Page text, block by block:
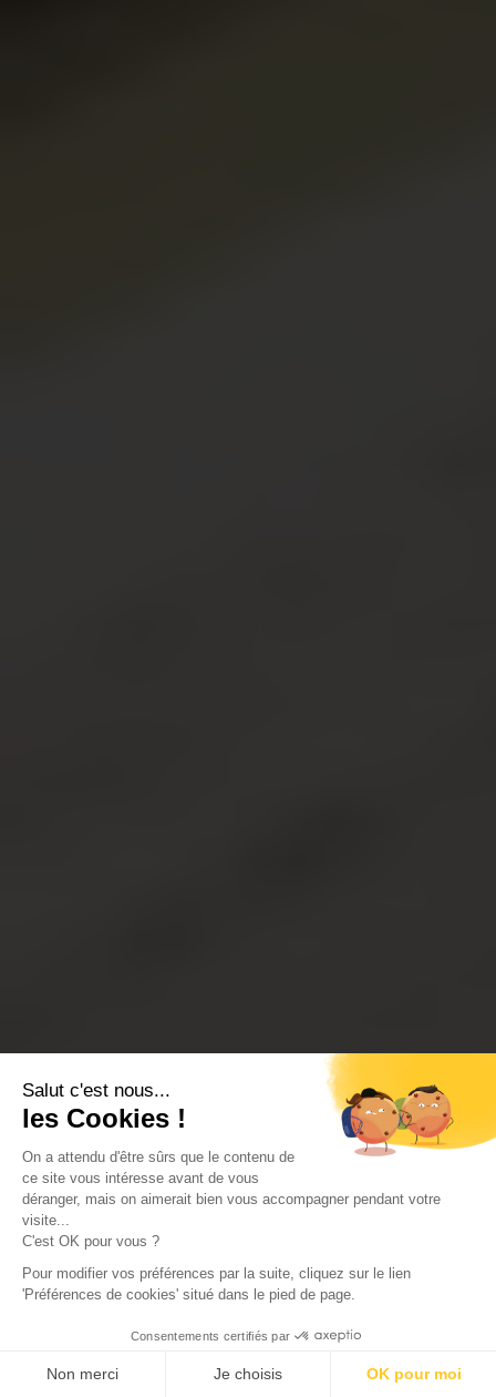
Salut c'est nous...
les Cookies !
On a attendu d'être sûrs que le contenu de
ce site vous intéresse avant de vous
déranger, mais on aimerait bien vous accompagner pendant votre
visite...
C'est OK pour vous ?
Pour modifier vos préférences par la suite, cliquez sur le lien
'Préférences de cookies' situé dans le pied de page.
Consentements certifiés par
Non merci Je choisis OK pour moi